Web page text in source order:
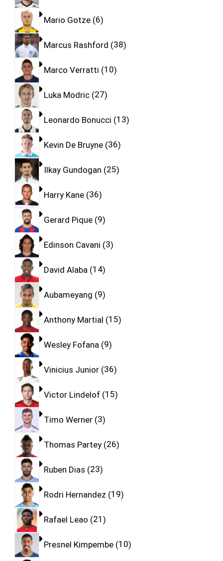
Mario Gotze 6
Marcus Rashford 38
Marco Verratti 10
Luka Modric 27
Leonardo Bonucci 13
Kevin De Bruyne 36
Ilkay Gundogan 25
Harry Kane 36
Gerard Pique 9
Edinson Cavani 3
David Alaba 14
Aubameyang 9
Anthony Martial 15
Wesley Fofana 9
Vinicius Junior 36
Victor Lindelof 15
Timo Werner 3
Thomas Partey 26
Ruben Dias 23
Rodri Hernandez 19
Rafael Leao 21
Presnel Kimpembe 10